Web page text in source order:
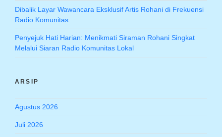
Dibalik Layar Wawancara Eksklusif Artis Rohani di Frekuensi
Radio Komunitas
Penyejuk Hati Harian: Menikmati Siraman Rohani Singkat
Melalui Siaran Radio Komunitas Lokal
ARSIP
Agustus 2026
Juli 2026